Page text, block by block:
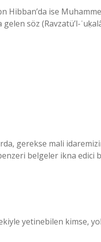
Hibban’da ise
söz (Ravzatü’l-
gerekse mali
belgeler ikna edici
yetinebilen kimse,